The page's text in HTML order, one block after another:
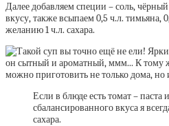
Далее добавляем специи – соль,
вкусу, также всыпаем 0,5 ч.л. тимьяна,
желанию 1 ч.л. сахара.
Если в блюде есть томат –
сбалансированного вкуса я
сахара.